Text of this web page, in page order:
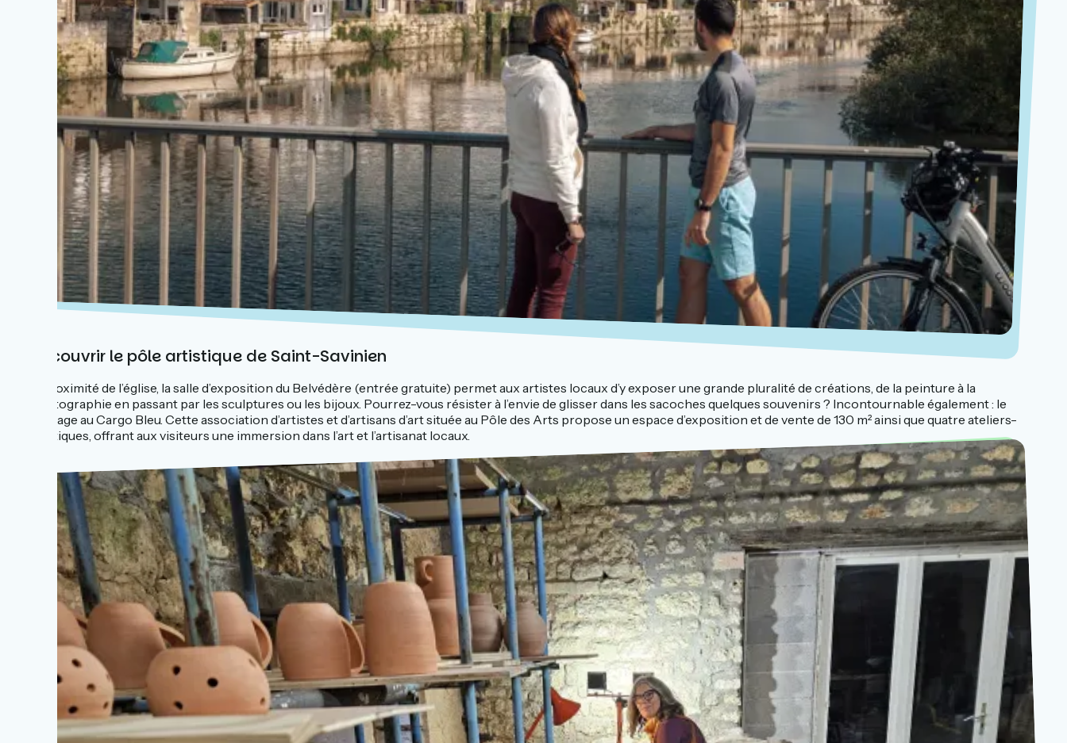
Découvrir le pôle artistique de Saint-Savinien
A proximité de l’église, la salle d’exposition du Belvédère (entrée gratuite) permet aux artistes locaux d’y exposer une grande pluralité de créations, de la peinture à la
photographie en passant par les sculptures ou les bijoux. Pourrez-vous résister à l’envie de glisser dans les sacoches quelques souvenirs ? Incontournable également : le
passage au Cargo Bleu. Cette association d’artistes et d’artisans d’art située au Pôle des Arts propose un espace d’exposition et de vente de 130 m² ainsi que quatre ateliers-
boutiques, offrant aux visiteurs une immersion dans l’art et l’artisanat locaux.